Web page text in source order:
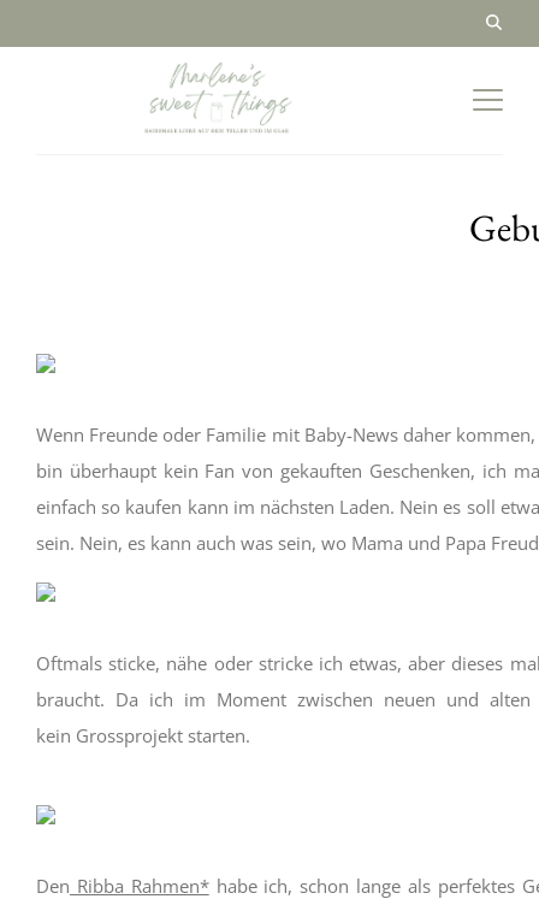
Wenn Freunde oder Familie mit Baby-News daher
bin überhaupt kein Fan von gekauften Geschenken, ich
einfach so kaufen kann im nächsten Laden. Nein es soll
sein. Nein, es kann auch was sein, wo Mama und Papa
Oftmals sticke, nähe oder stricke ich etwas, aber dieses
braucht. Da ich im Moment zwischen neuen und
kein Grossprojekt starten.
Den Ribba Rahmen*habe ich, schon lange als perfektes